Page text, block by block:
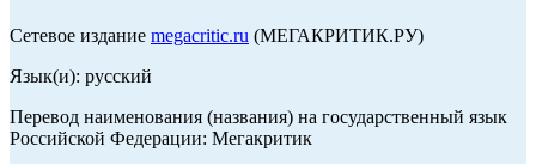
Сетевое издание megacritic.ru (МЕГАКРИТИК.РУ)
Язык(и): русский
Перевод наименования (названия) на государственный язык
Российской Федерации: Мегакритик